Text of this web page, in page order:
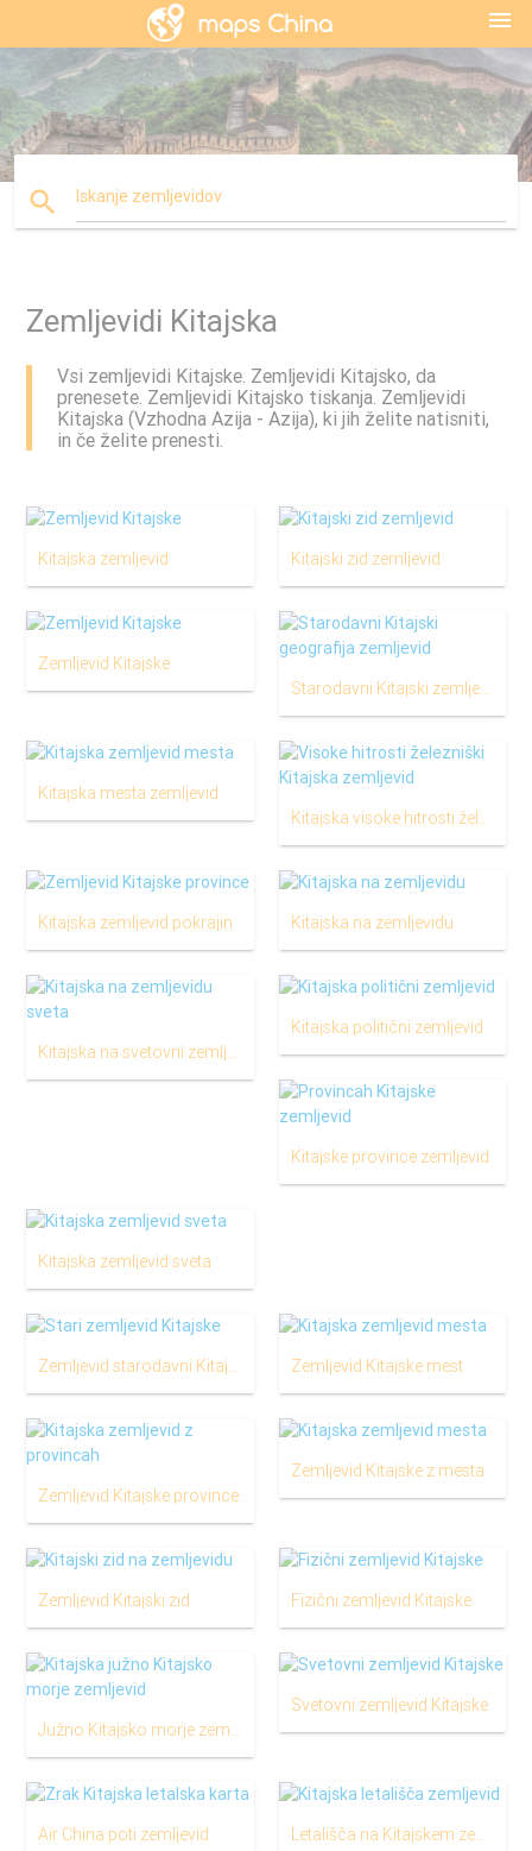
menu
search Iskanje zemljevidov
Zemljevidi Kitajska
Vsi zemljevidi Kitajske. Zemljevidi Kitajsko, da
prenesete. Zemljevidi Kitajsko tiskanja. Zemljevidi
Kitajska (Vzhodna Azija - Azija), ki jih želite natisniti,
in če želite prenesti.
Kitajska zemljevid Kitajski zid zemljevid
Zemljevid Kitajske
Starodavni Kitajski zemljevid
Kitajska mesta zemljevid
Kitajska visoke hitrosti železniški zemljevid
Kitajska zemljevid pokrajin Kitajska na zemljevidu
Kitajska na svetovni zemljevid
Kitajska politični zemljevid
Kitajske province zemljevid
Kitajska zemljevid sveta
Zemljevid starodavni Kitajski Zemljevid Kitajske mest
Zemljevid Kitajske province
Zemljevid Kitajske z mesta
Zemljevid Kitajski zid Fizični zemljevid Kitajske
Južno Kitajsko morje zemljevid
Svetovni zemljevid Kitajske
Air China poti zemljevid Letališča na Kitajskem zemljevid